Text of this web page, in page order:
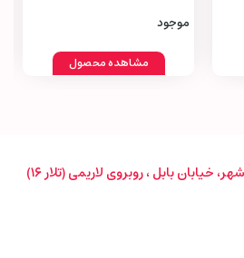
موجود
مشاهده محصول
خیابان بابل ، روبروی لاریمی (تلار ۱۶)